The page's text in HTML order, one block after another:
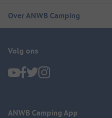
Over ANWB Camping
Volg ons
ANWB Camping App